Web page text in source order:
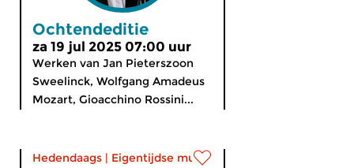
Ochtendeditie
za 19 jul 2025 07:00 uur
Werken van Jan Pieterszoon
Sweelinck, Wolfgang Amadeus
Mozart, Gioacchino Rossini...
Hedendaags | Eigentijdse muziek